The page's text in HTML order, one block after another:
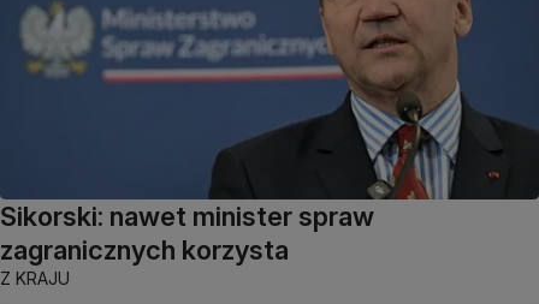
Sikorski: nawet minister spraw
zagranicznych korzysta
Z KRAJU